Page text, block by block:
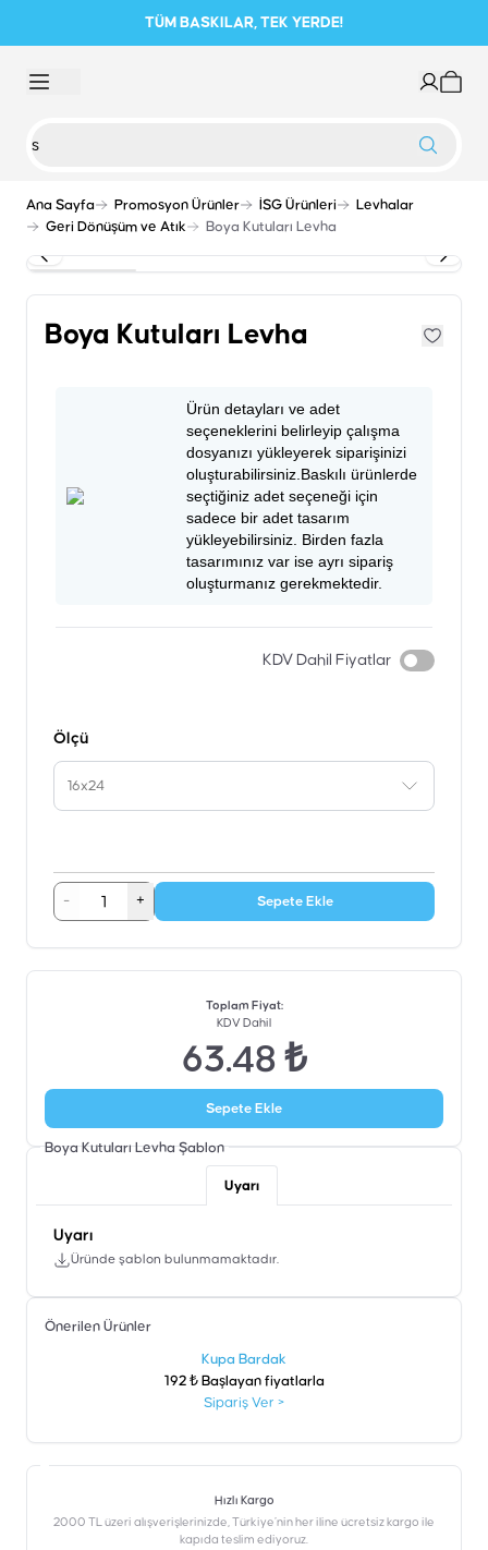
TÜM BASKILAR, TEK YERDE!
Ana Sayfa Promosyon Ürünler İSG Ürünleri
Levhalar
Geri Dönüşüm ve Atık
Boya Kutuları Levha
Boya Kutuları Levha
Ürün detayları ve adet
seçeneklerini belirleyip çalışma
dosyanızı yükleyerek siparişinizi
oluşturabilirsiniz.Baskılı ürünlerde
seçtiğiniz adet seçeneği için
sadece bir adet tasarım
yükleyebilirsiniz. Birden fazla
tasarımınız var ise ayrı sipariş
oluşturmanız gerekmektedir.
KDV Dahil Fiyatlar
Ölçü
16x24
- + Sepete Ekle
Toplam Fiyat:
KDV Dahil
63.48 ₺
Sepete Ekle
Boya Kutuları Levha Şablon
Uyarı
Uyarı
Üründe şablon bulunmamaktadır.
Önerilen Ürünler
Kupa Bardak
192 ₺ Başlayan fiyatlarla
Sipariş Ver >
Hızlı Kargo
2000 TL üzeri alışverişlerinizde, Türkiye’nin her iline ücretsiz kargo ile
kapıda teslim ediyoruz.